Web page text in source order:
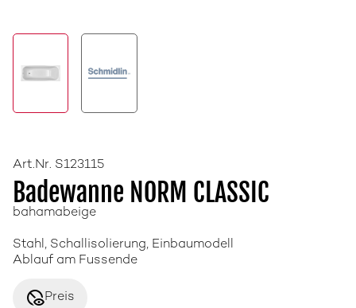
Art.Nr. S123115
Badewanne NORM CLASSIC
bahamabeige
Stahl, Schallisolierung, Einbaumodell
Ablauf am Fussende
disabled_visiblePreis